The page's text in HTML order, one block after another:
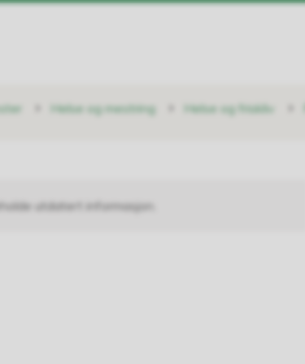
Helse og mestring Helse og friskliv
utdatert informasjon.